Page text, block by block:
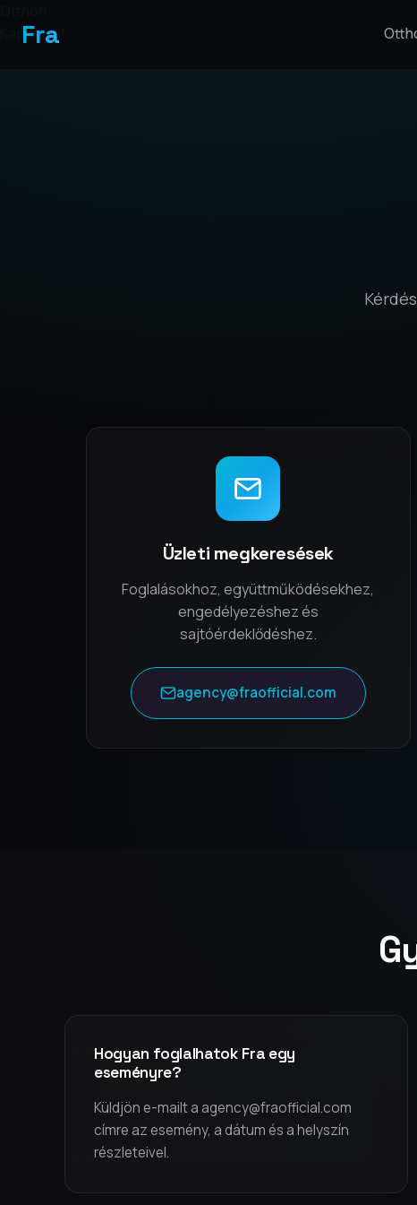
Fra
Kapcsolat
Üzleti megkeresések
Foglalásokhoz, együttműködésekhez,
engedélyezéshez és
sajtóérdeklődéshez.
agency@fraofficial.com
Hogyan foglalhatok Fra egy
eseményre?
Küldjön e-mailt a agency@fraofficial.com
címre az esemény, a dátum és a helyszín
részleteivel.